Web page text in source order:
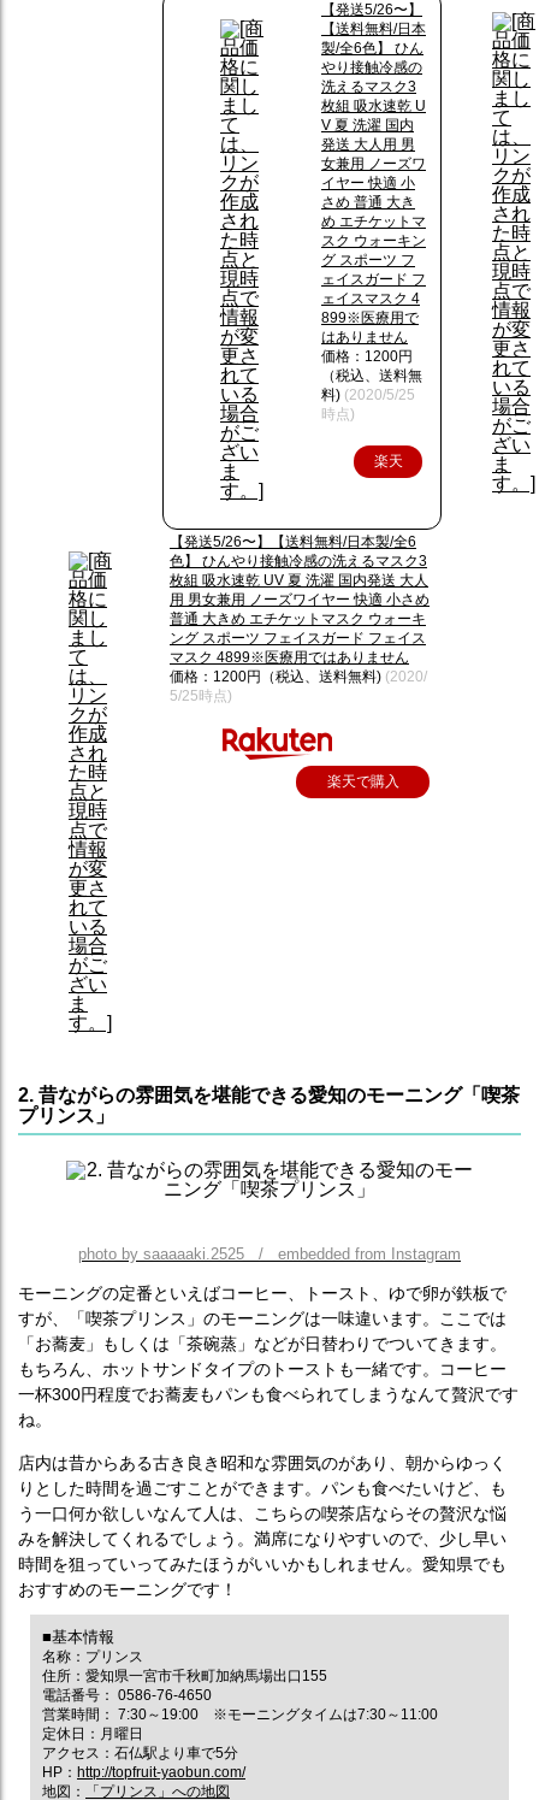
【発送5/26〜】
【送料無料/日本
製/全6色】 ひん
やり接触冷感の
洗えるマスク3
枚組 吸水速乾 U
V 夏 洗濯 国内
発送 大人用 男
女兼用 ノーズワ
イヤー 快適 小
さめ 普通 大き
め エチケットマ
スク ウォーキン
グ スポーツ フ
ェイスガード フ
ェイスマスク 4
899※医療用で
はありません
価格：1200円
（税込、送料無
料) (2020/5/25
時点)
楽天
入
【発送5/26〜】【送料無料/日本製/全6
色】 ひんやり接触冷感の洗えるマスク3
枚組 吸水速乾 UV 夏 洗濯 国内発送 大人
用 男女兼用 ノーズワイヤー 快適 小さめ
普通 大きめ エチケットマスク ウォーキ
ング スポーツ フェイスガード フェイス
マスク 4899※医療用ではありません
価格：1200円（税込、送料無料) (2020/
5/25時点)
楽天で購入
2. 昔ながらの雰囲気を堪能できる愛知のモーニング「喫茶
プリンス」
photo by saaaaaki.2525 / embedded from Instagram
モーニングの定番といえばコーヒー、トースト、ゆで卵が鉄板で
すが、「喫茶プリンス」のモーニングは一味違います。ここでは
「お蕎麦」もしくは「茶碗蒸」などが日替わりでついてきます。
もちろん、ホットサンドタイプのトーストも一緒です。コーヒー
一杯300円程度でお蕎麦もパンも食べられてしまうなんて贅沢です
ね。
店内は昔からある古き良き昭和な雰囲気のがあり、朝からゆっく
りとした時間を過ごすことができます。パンも食べたいけど、も
う一口何か欲しいなんて人は、こちらの喫茶店ならその贅沢な悩
みを解決してくれるでしょう。満席になりやすいので、少し早い
時間を狙っていってみたほうがいいかもしれません。愛知県でも
おすすめのモーニングです！
■基本情報
名称：プリンス
住所：愛知県一宮市千秋町加納馬場出口155
電話番号： 0586-76-4650
営業時間： 7:30～19:00 ※モーニングタイムは7:30～11:00
定休日：月曜日
アクセス：石仏駅より車で5分
HP： http://topfruit-yaobun.com/
地図：
「プリンス」への地図